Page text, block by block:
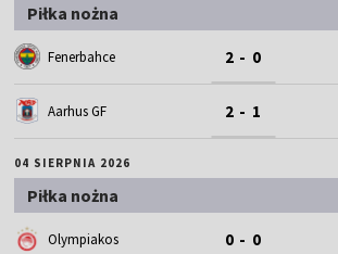
Piłka nożna
Fenerbahce 2 - 0
Aarhus GF 2 - 1
04 SIERPNIA 2026
Piłka nożna
Olympiakos 0 - 0